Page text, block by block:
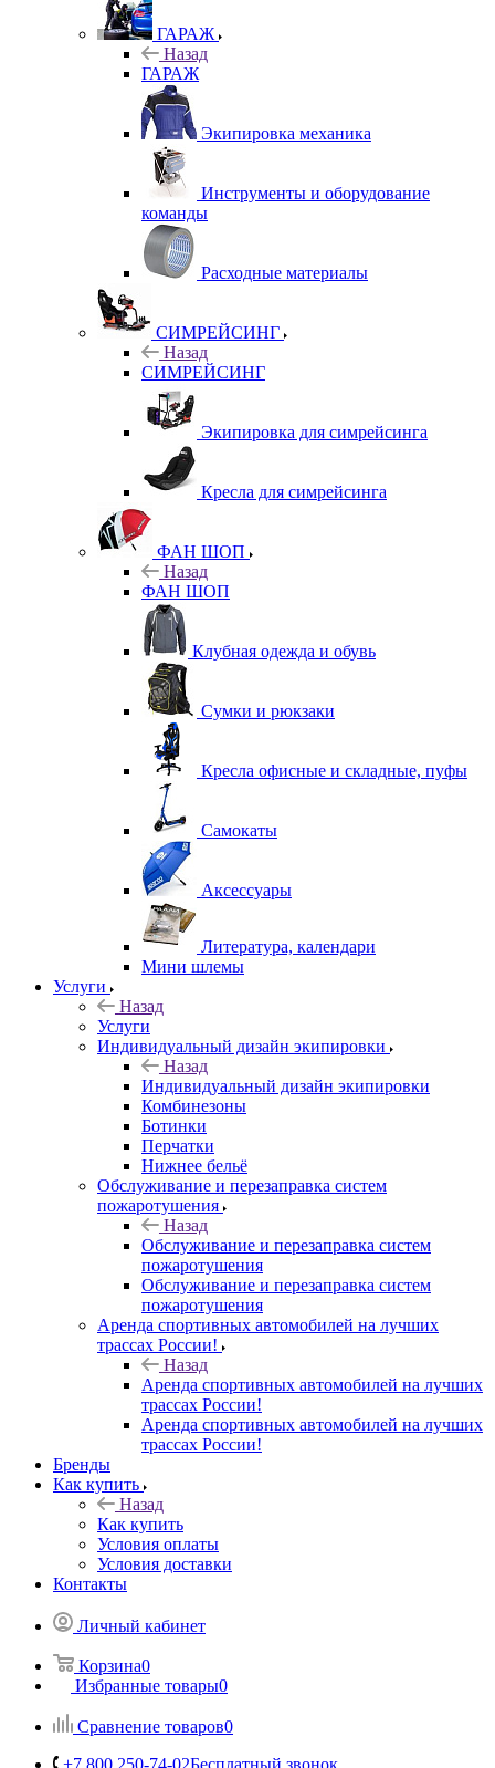
ГАРАЖ
Назад
ГАРАЖ
Экипировка механика
Инструменты и оборудование
команды
Расходные материалы
СИМРЕЙСИНГ
Назад
СИМРЕЙСИНГ
Экипировка для симрейсинга
Кресла для симрейсинга
ФАН ШОП
Назад
ФАН ШОП
Клубная одежда и обувь
Сумки и рюкзаки
Кресла офисные и складные, пуфы
Самокаты
Аксессуары
Литература, календари
Мини шлемы
Услуги
Назад
Услуги
Индивидуальный дизайн экипировки
Назад
Индивидуальный дизайн экипировки
Комбинезоны
Ботинки
Перчатки
Нижнее бельё
Обслуживание и перезаправка систем
пожаротушения
Назад
Обслуживание и перезаправка систем
пожаротушения
Обслуживание и перезаправка систем
пожаротушения
Аренда спортивных автомобилей на лучших
трассах России!
Назад
Аренда спортивных автомобилей на лучших
трассах России!
Аренда спортивных автомобилей на лучших
трассах России!
Бренды
Как купить
Назад
Как купить
Условия оплаты
Условия доставки
Контакты
Личный кабинет
Корзина0
Избранные товары0
Сравнение товаров0
+7 800 250-74-02Бесплатный звонок